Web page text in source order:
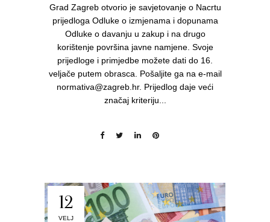
Grad Zagreb otvorio je savjetovanje o Nacrtu
prijedloga Odluke o izmjenama i dopunama
Odluke o davanju u zakup i na drugo
korištenje površina javne namjene. Svoje
prijedloge i primjedbe možete dati do 16.
veljače putem obrasca. Pošaljite ga na e-mail
normativa@zagreb.hr. Prijedlog daje veći
značaj kriteriju...
12
VELJ